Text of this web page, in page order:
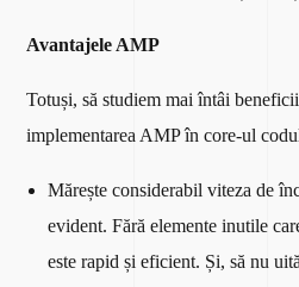
Avantajele AMP
Totuși, să studiem mai întâi
implementarea AMP în core-ul
Mărește considerabil viteza de
evident. Fără elemente inutile
este rapid și eficient. Și, să nu